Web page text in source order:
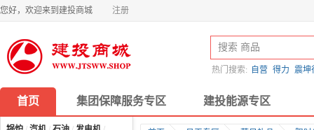
您好，欢迎来到建投商城 注册
热门搜索: 自营 得力 震坤
首页 集团保障服务专区 建投能源专区